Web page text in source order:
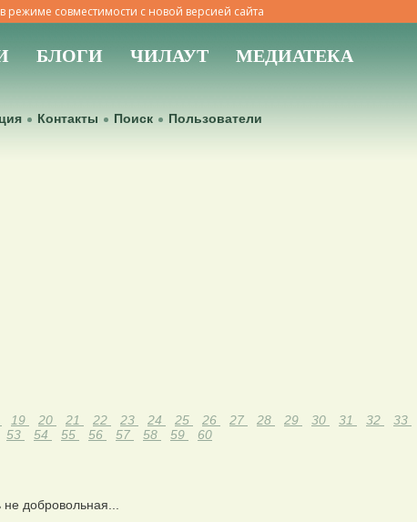
режиме совместимости с новой версией сайта
БЛОГИ ЧИЛАУТ МЕДИАТЕКА
Контакты Поиск Пользователи
19 20 21 22 23 24 25 26 27 28 29 30 31 32 33
53 54 55 56 57 58 59 60
добровольная...